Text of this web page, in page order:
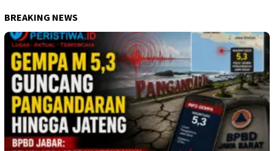
BREAKING NEWS